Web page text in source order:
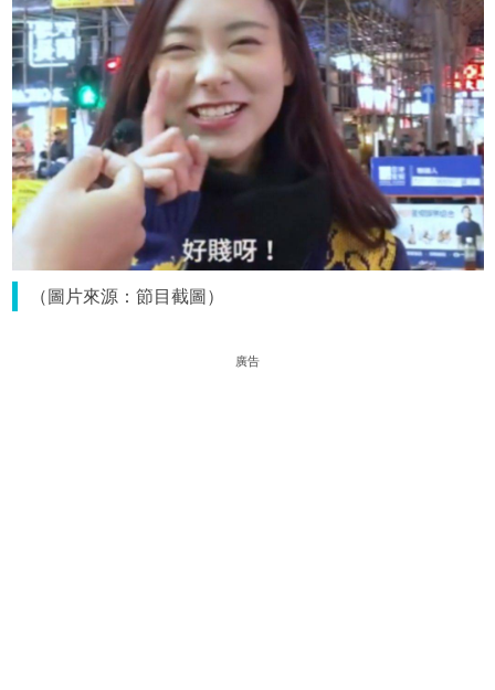
（圖片來源：節目截圖）
廣告